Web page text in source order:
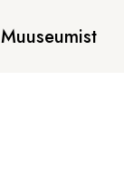
Muuseumist